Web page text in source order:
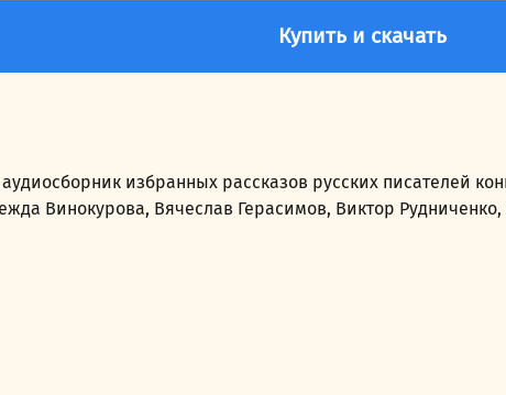
Купить и скачать
избранных рассказов русских писателей
Винокурова, Вячеслав Герасимов, Виктор